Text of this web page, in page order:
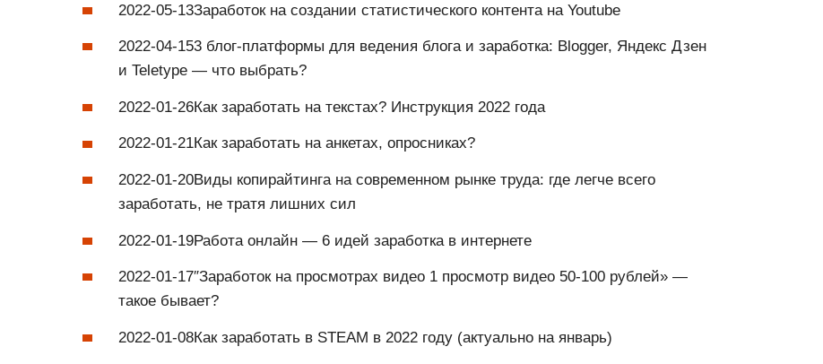
2022-05-13Заработок на создании статистического контента на Youtube
2022-04-153 блог-платформы для ведения блога и заработка: Blogger, Яндекс Дзен
и Teletype — что выбрать?
2022-01-26Как заработать на текстах? Инструкция 2022 года
2022-01-21Как заработать на анкетах, опросниках?
2022-01-20Виды копирайтинга на современном рынке труда: где легче всего
заработать, не тратя лишних сил
2022-01-19Работа онлайн — 6 идей заработка в интернете
2022-01-17″Заработок на просмотрах видео 1 просмотр видео 50-100 рублей» —
такое бывает?
2022-01-08Как заработать в STEAM в 2022 году (актуально на январь)